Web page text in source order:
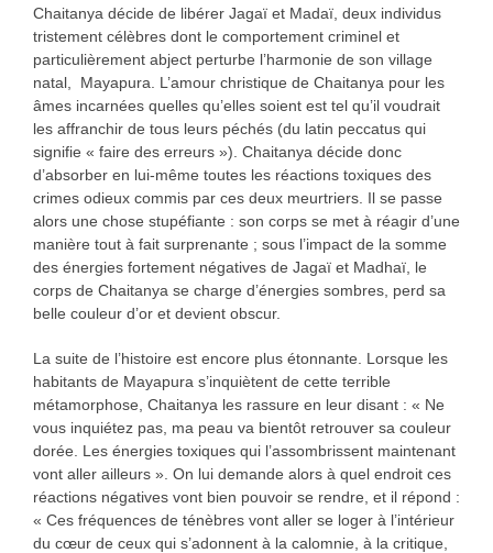
Chaitanya décide de libérer Jagaï et Madaï, deux individus
tristement célèbres dont le comportement criminel et
particulièrement abject perturbe l’harmonie de son village
natal, Mayapura. L’amour christique de Chaitanya pour les
âmes incarnées quelles qu’elles soient est tel qu’il voudrait
les affranchir de tous leurs péchés (du latin peccatus qui
signifie « faire des erreurs »). Chaitanya décide donc
d’absorber en lui-même toutes les réactions toxiques des
crimes odieux commis par ces deux meurtriers. Il se passe
alors une chose stupéfiante : son corps se met à réagir d’une
manière tout à fait surprenante ; sous l’impact de la somme
des énergies fortement négatives de Jagaï et Madhaï, le
corps de Chaitanya se charge d’énergies sombres, perd sa
belle couleur d’or et devient obscur.
La suite de l’histoire est encore plus étonnante. Lorsque les
habitants de Mayapura s’inquiètent de cette terrible
métamorphose, Chaitanya les rassure en leur disant : « Ne
vous inquiétez pas, ma peau va bientôt retrouver sa couleur
dorée. Les énergies toxiques qui l’assombrissent maintenant
vont aller ailleurs ». On lui demande alors à quel endroit ces
réactions négatives vont bien pouvoir se rendre, et il répond :
« Ces fréquences de ténèbres vont aller se loger à l’intérieur
du cœur de ceux qui s’adonnent à la calomnie, à la critique,